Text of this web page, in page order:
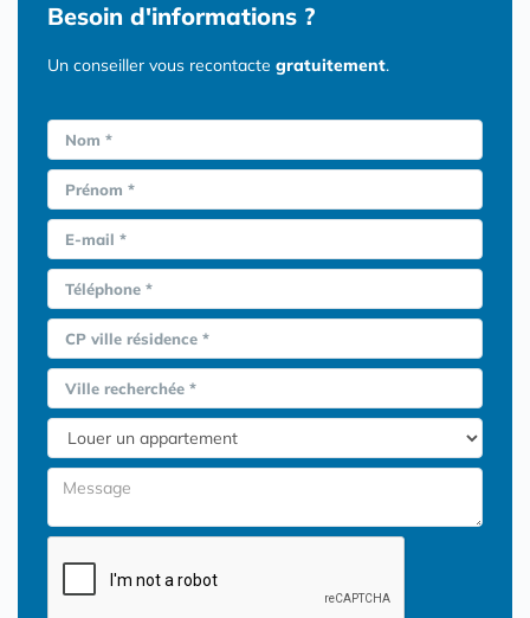
Besoin d'informations ?
Un conseiller vous recontacte gratuitement.
Nom *
Prénom *
E-mail *
Téléphone *
CP ville résidence *
Ville recherchée *